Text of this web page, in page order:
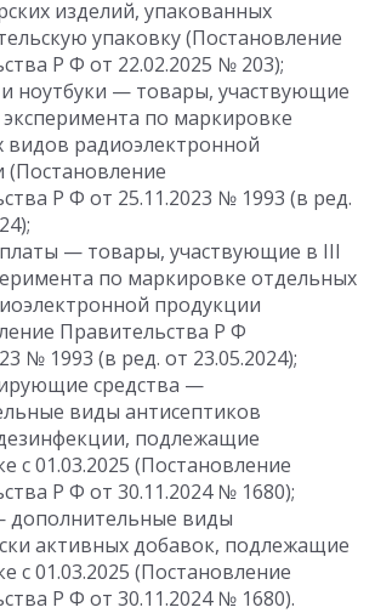
изделий, упакованных
упаковку (Постановление
Р Ф от 22.02.2025 № 203);
ноутбуки — товары, участвующие
эксперимента по маркировке
видов радиоэлектронной
(Постановление
Р Ф от 25.11.2023 № 1993 (в ред.
— товары, участвующие в III
по маркировке отдельных
продукции
Правительства Р Ф
№ 1993 (в ред. от 23.05.2024);
средства —
виды антисептиков
подлежащие
с 01.03.2025 (Постановление
Р Ф от 30.11.2024№ 1680);
дополнительные виды
активных добавок, подлежащие
с 01.03.2025 (Постановление
Р Ф от 30.11.2024№ 1680).